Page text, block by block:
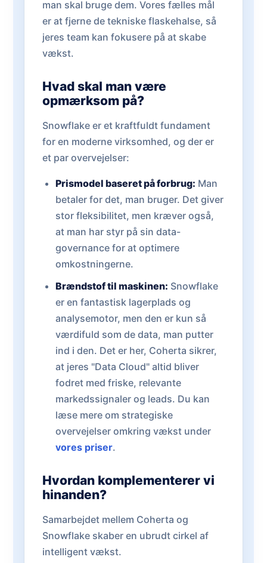
man skal bruge dem. Vores fælles mål
er at fjerne de tekniske flaskehalse, så
jeres team kan fokusere på at skabe
vækst.
Hvad skal man være
opmærksom på?
Snowflake er et kraftfuldt fundament
for en moderne virksomhed, og der er
et par overvejelser:
Prismodel baseret på forbrug: Man
betaler for det, man bruger. Det giver
stor fleksibilitet, men kræver også,
at man har styr på sin data-
governance for at optimere
omkostningerne.
Brændstof til maskinen: Snowflake
er en fantastisk lagerplads og
analysemotor, men den er kun så
værdifuld som de data, man putter
ind i den. Det er her, Coherta sikrer,
at jeres "Data Cloud" altid bliver
fodret med friske, relevante
markedssignaler og leads. Du kan
læse mere om strategiske
overvejelser omkring vækst under
vores priser.
Hvordan komplementerer vi
hinanden?
Samarbejdet mellem Coherta og
Snowflake skaber en ubrudt cirkel af
intelligent vækst.